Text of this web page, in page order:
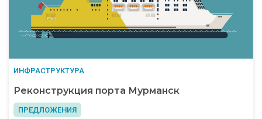
ИНФРАСТРУКТУРА
Реконструкция порта Мурманск
ПРЕДЛОЖЕНИЯ